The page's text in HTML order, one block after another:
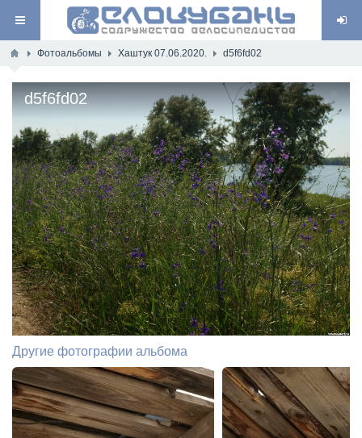
Фотоальбомы Хаштук 07.06.2020. d5f6fd02
d5f6fd02
Другие фотографии альбома